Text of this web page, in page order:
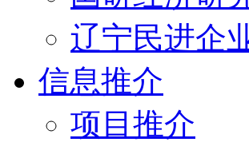
辽宁民进企
信息推介
项目推介